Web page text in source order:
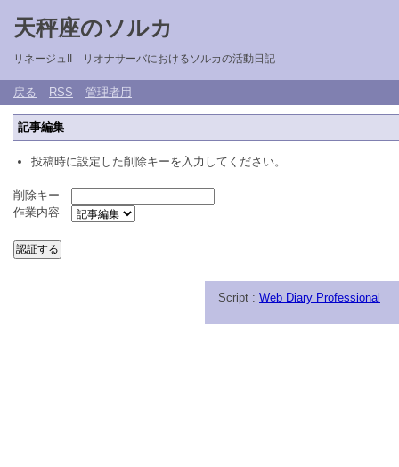
天秤座のソルカ
リネージュII リオナサーバにおけるソルカの活動日記
戻る RSS 管理者用
記事編集
投稿時に設定した削除キーを入力してください。
削除キー
作業内容
Script : Web Diary Professional